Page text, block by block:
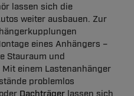
lassen sich die
weiter ausbauen. Zur
eines Anhängers –
Stauraum und
einem Lastenanhänger
problemlos
Dachträger lassen sich